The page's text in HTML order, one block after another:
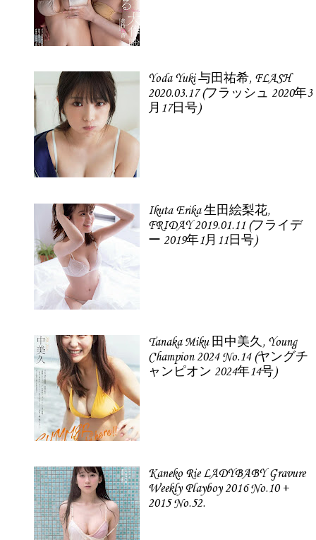
Yoda Yuki 与田祐希, FLASH
2020.03.17 (フラッシュ 2020年3
月17日号)
Ikuta Erika 生田絵梨花,
FRIDAY 2019.01.11 (フライデ
ー 2019年1月11日号)
Tanaka Miku 田中美久, Young
Champion 2024 No.14 (ヤングチ
ャンピオン 2024年14号)
Kaneko Rie LADYBABY Gravure
Weekly Playboy 2016 No.10 +
2015 No.52.